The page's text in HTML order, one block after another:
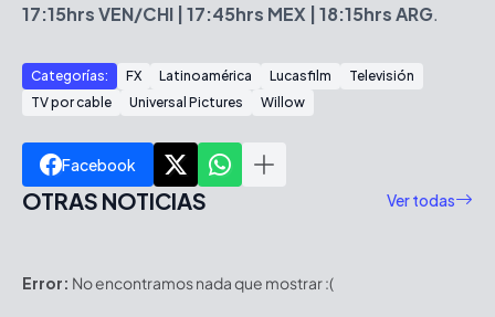
17:15hrs VEN/CHI | 17:45hrs MEX | 18:15hrs ARG.
Categorías: FX Latinoamérica Lucasfilm
Televisión
TV por cable
Universal Pictures Willow
Facebook
OTRAS NOTICIAS Ver todas
Error: No encontramos nada que mostrar :(